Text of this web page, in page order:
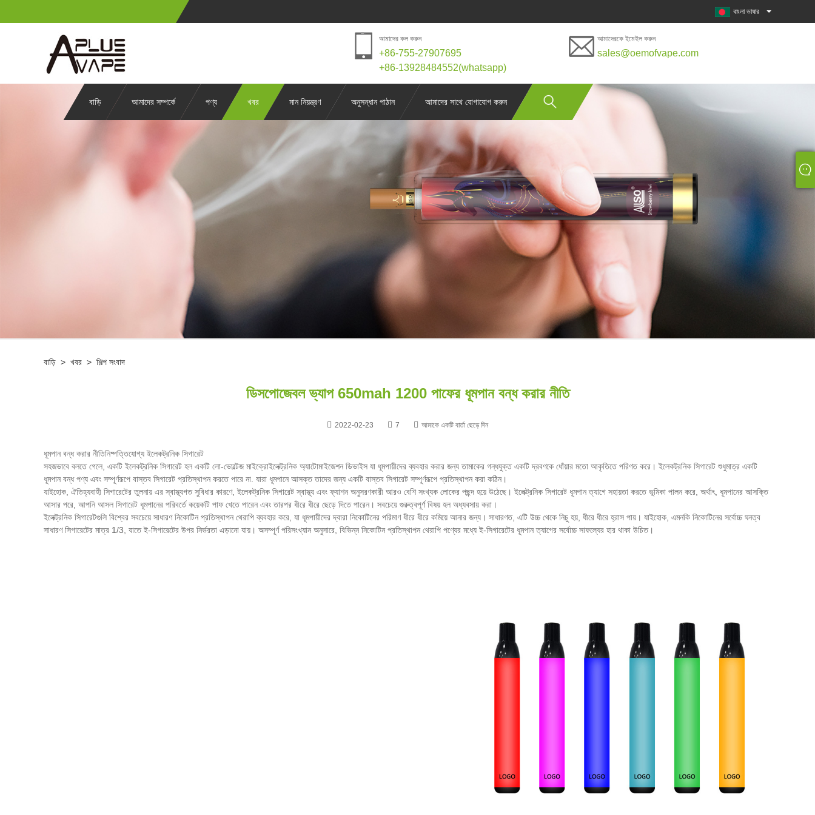
বাংলা ভাষার
আমাদের কল করুন
+86-755-27907695
+86-13928484552(whatsapp)
আমাদেরকে ইমেইল করুন
sales@oemofvape.com
বাড়ি আমাদের সম্পর্কে পণ্য খবর মান নিয়ন্ত্রণ অনুসন্ধান পাঠান আমাদের সাথে যোগাযোগ করুন
বাড়ি > খবর > শিল্প সংবাদ
ডিসপোজেবল ভ্যাপ 650mah 1200 পাফের ধূমপান বন্ধ করার নীতি
2022-02-23 7 আমাকে একটি বার্তা ছেড়ে দিন
ধূমপান বন্ধ করার নীতিনিষ্পত্তিযোগ্য ইলেকট্রনিক সিগারেট
সহজভাবে বলতে গেলে, একটি ইলেকট্রনিক সিগারেট হল একটি লো-ভোল্টেজ মাইক্রোইলেক্ট্রনিক অ্যাটোমাইজেশন ডিভাইস যা ধূমপায়ীদের ব্যবহার করার জন্য তামাকের গন্ধযুক্ত একটি দ্রবণকে ধোঁয়ার মতো আকৃতিতে পরিণত করে। ইলেকট্রনিক সিগারেট শুধুমাত্র একটি
ধূমপান বন্ধ পণ্য এবং সম্পূর্ণরূপে বাস্তব সিগারেট প্রতিস্থাপন করতে পারে না. যারা ধূমপানে আসক্ত তাদের জন্য একটি বাস্তব সিগারেট সম্পূর্ণরূপে প্রতিস্থাপন করা কঠিন।
যাইহোক, ঐতিহ্যবাহী সিগারেটের তুলনায় এর স্বাস্থ্যগত সুবিধার কারণে, ইলেকট্রনিক সিগারেট স্বাস্থ্য এবং ফ্যাশন অনুসরণকারী আরও বেশি সংখ্যক লোকের পছন্দ হয়ে উঠেছে। ইলেক্ট্রনিক সিগারেট ধূমপান ত্যাগে সহায়তা করতে ভূমিকা পালন করে, অর্থাৎ, ধূমপানের আসক্তি
আসার পরে, আপনি আসল সিগারেট ধূমপানের পরিবর্তে কয়েকটি পাফ খেতে পারেন এবং তারপর ধীরে ধীরে ছেড়ে দিতে পারেন। সবচেয়ে গুরুত্বপূর্ণ বিষয় হল অধ্যবসায় করা।
ইলেক্ট্রনিক সিগারেটগুলি বিশ্বের সবচেয়ে সাধারণ নিকোটিন প্রতিস্থাপন থেরাপি ব্যবহার করে, যা ধূমপায়ীদের দ্বারা নিকোটিনের পরিমাণ ধীরে ধীরে কমিয়ে আনার জন্য। সাধারণত, এটি উচ্চ থেকে নিচু হয়, ধীরে ধীরে হ্রাস পায়। যাইহোক, এমনকি নিকোটিনের সর্বোচ্চ ঘনত্ব
সাধারণ সিগারেটের মাত্র 1/3, যাতে ই-সিগারেটের উপর নির্ভরতা এড়ানো যায়। অসম্পূর্ণ পরিসংখ্যান অনুসারে, বিভিন্ন নিকোটিন প্রতিস্থাপন থেরাপি পণ্যের মধ্যে ই-সিগারেটের ধূমপান ত্যাগের সর্বোচ্চ সাফল্যের হার থাকা উচিত।